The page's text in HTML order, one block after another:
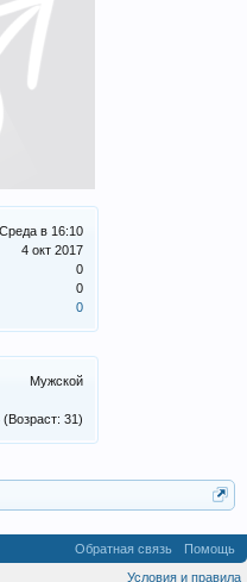
Среда в 16:10
4 окт 2017
0
0
0
Мужской
(Возраст: 31)
Обратная связь
Помощь
Условия и правила